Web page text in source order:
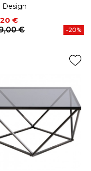
Design
€
de base
€
-20%